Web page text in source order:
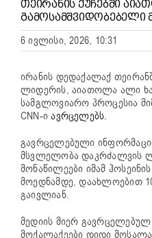
ᲗᲔᲘᲠᲐᲜᲘᲡ ᲥᲣᲩᲔᲑᲨᲘ
6 ივლისი, 2026, 10:31
ირანის დედაქალაქ
ლიდერის, აიათოლა ალი
სამგლოვიარო პროცესია
CNN-იავრცელებს.
გავრცელებული
მსვლელობა დაკრძალვის
მონაწილეები იმამ
მოედნამდე, დაახლოებით
გაივლიან.
მედიის მიერ
მოქალაქეები დიდი